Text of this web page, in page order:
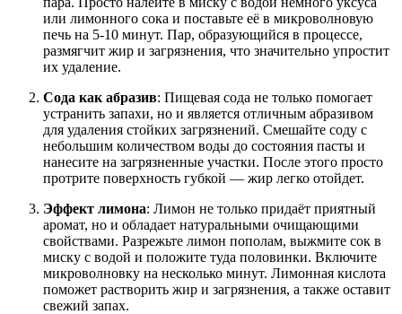
или лимонного сока и поставьте её в микроволновую
печь на 5-10 минут. Пар, образующийся в процессе,
размягчит жир и загрязнения, что значительно упростит
их удаление.
Сода как абразив: Пищевая сода не только помогает
устранить запахи, но и является отличным абразивом
для удаления стойких загрязнений. Смешайте соду с
небольшим количеством воды до состояния пасты и
нанесите на загрязненные участки. После этого просто
протрите поверхность губкой — жир легко отойдет.
Эффект лимона: Лимон не только придаёт приятный
аромат, но и обладает натуральными очищающими
свойствами. Разрежьте лимон пополам, выжмите сок в
миску с водой и положите туда половинки. Включите
микроволновку на несколько минут. Лимонная кислота
поможет растворить жир и загрязнения, а также оставит
свежий запах.